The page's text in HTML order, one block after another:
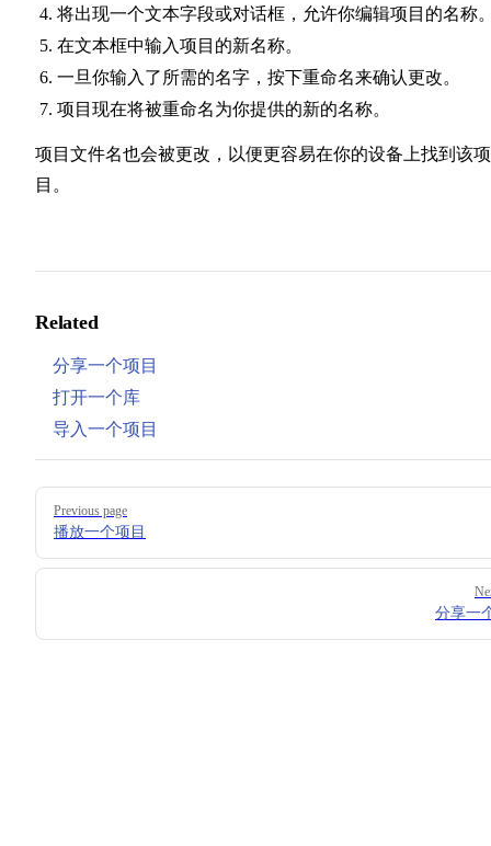
将出现一个文本字段或对话框，允许你编辑项目的名称
在文本框中输入项目的新名称。
一旦你输入了所需的名字，按下重命名来确认更改。
项目现在将被重命名为你提供的新的名称。
项目文件名也会被更改，以便更容易在你的设备上找到该项
目。
Related
分享一个项目
打开一个库
导入一个项目
Pager
Previous page
播放一个项目
分享一